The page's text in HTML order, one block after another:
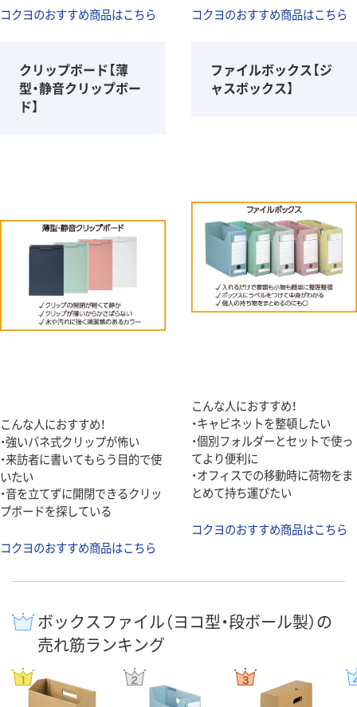
コクヨのおすすめ商品はこちら コクヨのおすすめ商品はこちら
クリップボード【薄
型・静音クリップボー
ド】
こんな人におすすめ！
・強いバネ式クリップが怖い
・来訪者に書いてもらう目的で使
いたい
・音を立てずに開閉できるクリッ
プボードを探している
コクヨのおすすめ商品はこちら
ファイルボックス【ジ
ャスボックス】
こんな人におすすめ！
・キャビネットを整頓したい
・個別フォルダーとセットで使っ
てより便利に
・オフィスでの移動時に荷物をま
とめて持ち運びたい
コクヨのおすすめ商品はこちら
ボックスファイル（ヨコ型・段ボール製）の
売れ筋ランキング